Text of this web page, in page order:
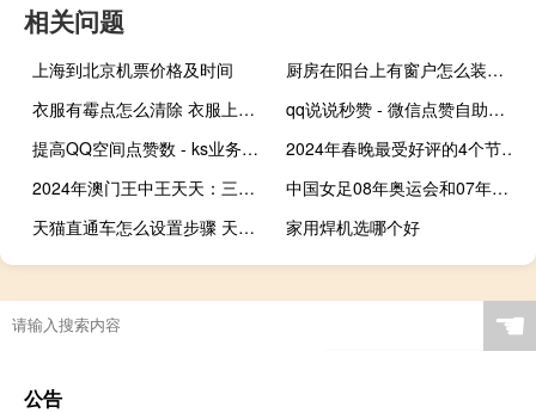
相关问题
上海到北京机票价格及时间
厨房在阳台上有窗户怎么装修 阳台厨房装修效果图
衣服有霉点怎么清除 衣服上的霉斑怎么洗掉
qq说说秒赞 - 微信点赞自助平台下单网站
提高QQ空间点赞数 - ks业务低价自助下单平台网站。彩虹云商城,时光云登录秒赞
2024年春晚最受好评的4个节目 2024年央视春晚节目单
2024年澳门王中王天天：三头六臂指哪一只生肖-全面的分析解答-1609.D53
中国女足08年奥运会和07年世界杯队员名单差别 中国女足最新大名单
天猫直通车怎么设置步骤 天猫运营直通车烧20w
家用焊机选哪个好
☚
公告